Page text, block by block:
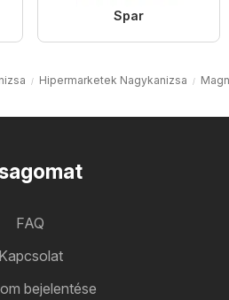
Spar
Hipermarketek Nagykanizsa
FAQ
Kapcsolat
bejelentése